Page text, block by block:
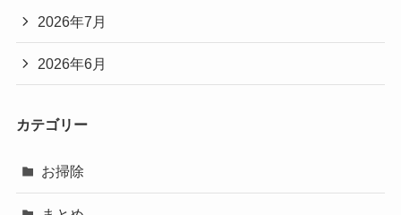
2026年7月
2026年6月
カテゴリー
お掃除